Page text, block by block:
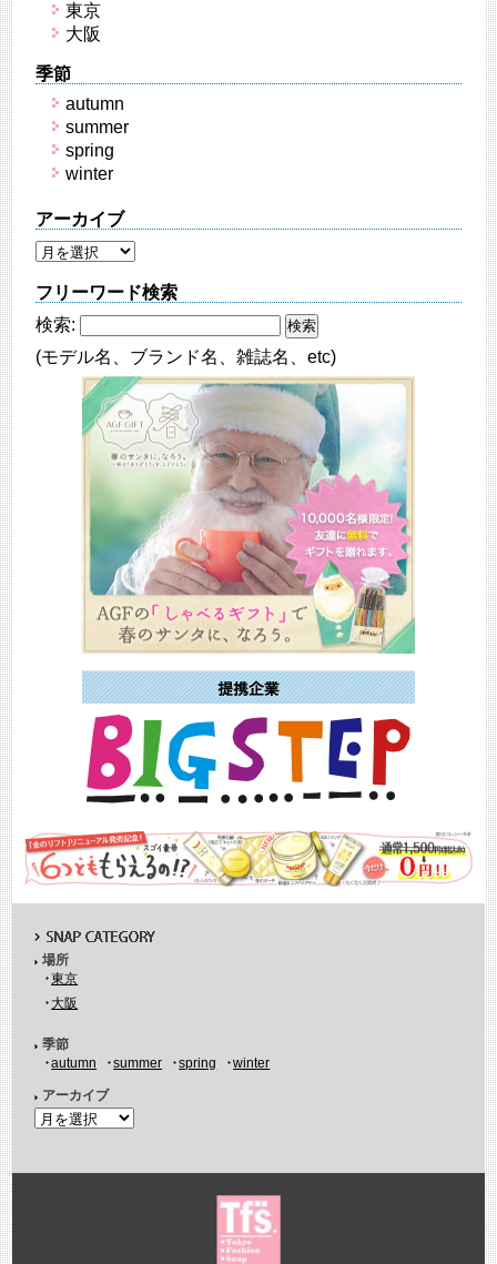
東京
大阪
季節
autumn
summer
spring
winter
アーカイブ
フリーワード検索
検索:
(モデル名、ブランド名、雑誌名、etc)
場所
東京
大阪
季節
autumn
summer spring winter
アーカイブ